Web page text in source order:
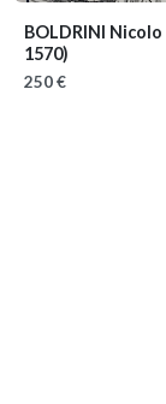
BOLDRINI Nicolo
1570)
250 €